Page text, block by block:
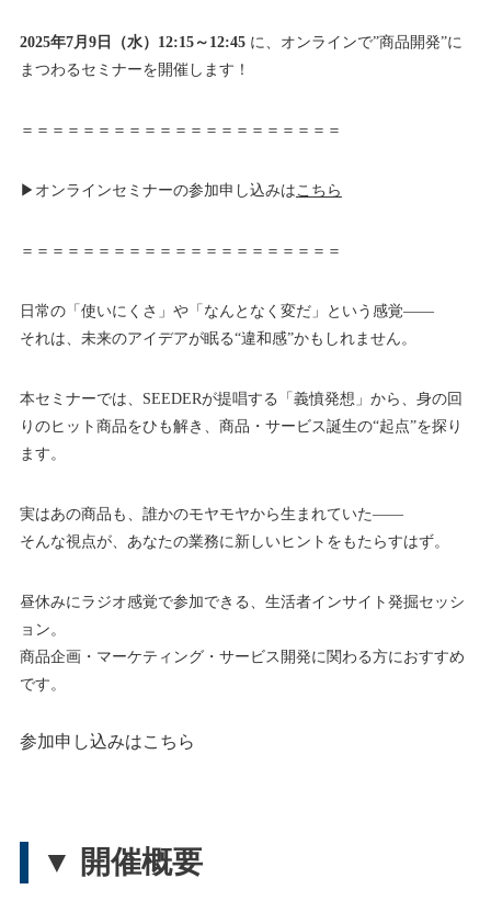
2025年7月9日（水）12:15～12:45に、オンラインで”商品開発”に
まつわるセミナーを開催します！
＝＝＝＝＝＝＝＝＝＝＝＝＝＝＝＝＝＝＝＝＝
▶オンラインセミナーの参加申し込みはこちら
＝＝＝＝＝＝＝＝＝＝＝＝＝＝＝＝＝＝＝＝＝
日常の「使いにくさ」や「なんとなく変だ」という感覚——
それは、未来のアイデアが眠る“違和感”かもしれません。
本セミナーでは、SEEDERが提唱する「義憤発想」から、身の回
りのヒット商品をひも解き、商品・サービス誕生の“起点”を探り
ます。
実はあの商品も、誰かのモヤモヤから生まれていた――
そんな視点が、あなたの業務に新しいヒントをもたらすはず。
昼休みにラジオ感覚で参加できる、生活者インサイト発掘セッシ
ョン。
商品企画・マーケティング・サービス開発に関わる方におすすめ
です。
参加申し込みはこちら
▼ 開催概要